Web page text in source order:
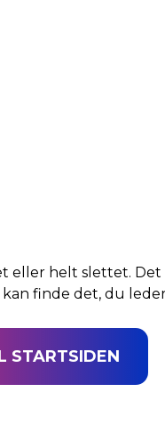
eller helt slettet.
finde det, du
STARTSIDEN